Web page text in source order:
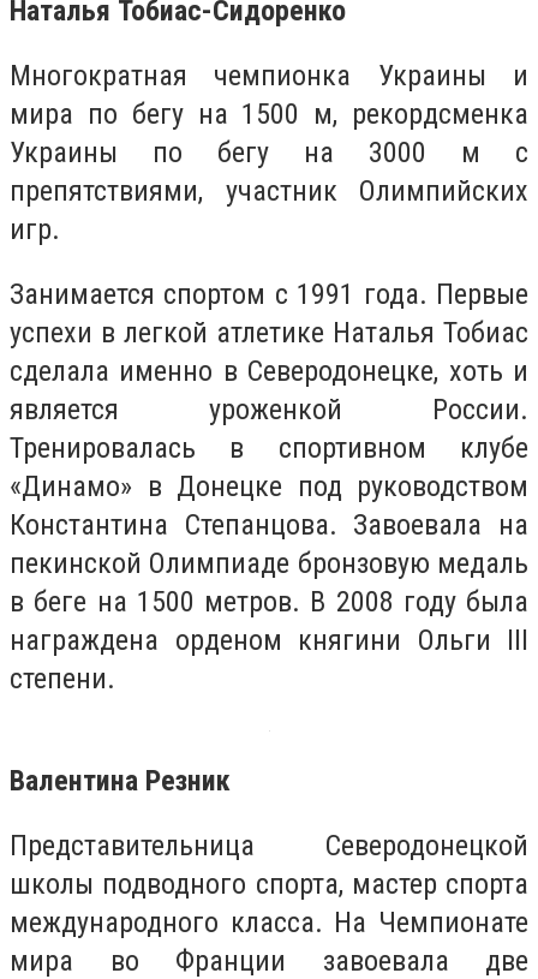
Наталья Тобиас-Сидоренко
Многократная чемпионка Украины и
мира по бегу на 1500 м, рекордсменка
Украины по бегу на 3000 м с
препятствиями, участник Олимпийских
игр.
Занимается спортом с 1991 года. Первые
успехи в легкой атлетике Наталья Тобиас
сделала именно в Северодонецке, хоть и
является уроженкой России.
Тренировалась в спортивном клубе
«Динамо» в Донецке под руководством
Константина Степанцова. Завоевала на
пекинской Олимпиаде бронзовую медаль
в беге на 1500 метров. В 2008 году была
награждена орденом княгини Ольги III
степени.
Валентина Резник
Представительница Северодонецкой
школы подводного спорта, мастер спорта
международного класса. На Чемпионате
мира во Франции завоевала две